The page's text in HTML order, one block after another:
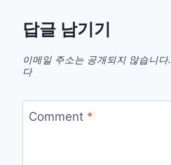
답글 남기기
이메일 주소는 공개되지 않습니다.
다
Comment *